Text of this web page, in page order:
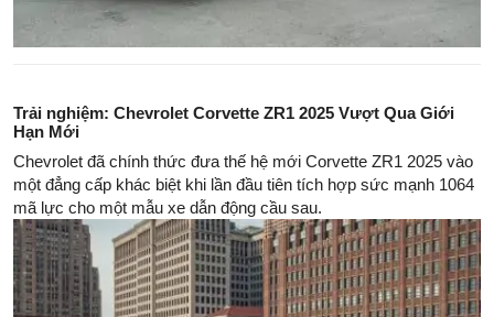
Trải nghiệm: Chevrolet Corvette ZR1 2025 Vượt Qua Giới
Hạn Mới
Chevrolet đã chính thức đưa thế hệ mới Corvette ZR1 2025 vào
một đẳng cấp khác biệt khi lần đầu tiên tích hợp sức mạnh 1064
mã lực cho một mẫu xe dẫn động cầu sau.